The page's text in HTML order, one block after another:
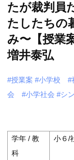
たが裁判員
たしたちの
み〜【授業
増井泰弘
#授業案 #小学校 #
会
#小学社会 #シ
学年 / 教
科
小６/